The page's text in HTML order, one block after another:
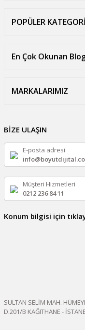
POPÜLER
En Çok Okunan
MARKALARIMIZ
BİZE ULAŞIN
E-posta adresi
Müşteri Hizmetleri
0212 236 84 11
Konum bilgisi için
SULTAN SELİM MAH.
D.201/B KAĞITHANE -